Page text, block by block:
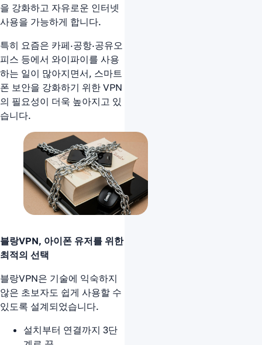
을 강화하고 자유로운 인터넷
사용을 가능하게 합니다.
특히 요즘은 카페·공항·공유오
피스 등에서 와이파이를 사용
하는 일이 많아지면서, 스마트
폰 보안을 강화하기 위한 VPN
의 필요성이 더욱 높아지고 있
습니다.
블랑VPN, 아이폰 유저를 위한
최적의 선택
블랑VPN은 기술에 익숙하지
않은 초보자도 쉽게 사용할 수
있도록 설계되었습니다.
설치부터 연결까지 3단